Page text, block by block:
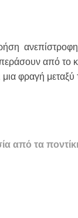
περάσουν από το
φραγή μεταξύ
από τα